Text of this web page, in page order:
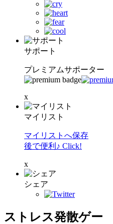
サポート
プレミアムサポーター
x
マイリスト
マイリストへ保存
後で便利♪ Click!
x
シェア
ストレス発散ゲー